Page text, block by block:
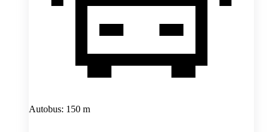
Autobus: 150 m